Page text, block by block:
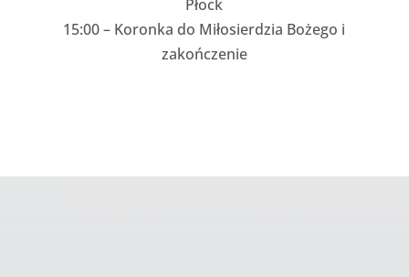
Płock
15:00 – Koronka do Miłosierdzia Bożego i
zakończenie